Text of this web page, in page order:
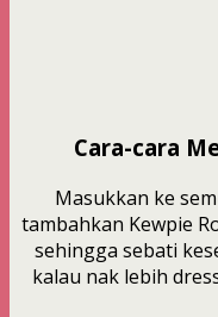
Cara-cara
Masukkan ke
tambahkan Kewpie
sehingga sebati
kalau nak lebih